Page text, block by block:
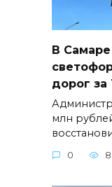
В
дорог за
млн
0